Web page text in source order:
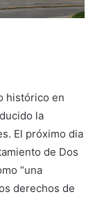
histórico en
la
El próximo dia
de Dos
“una
derechos de